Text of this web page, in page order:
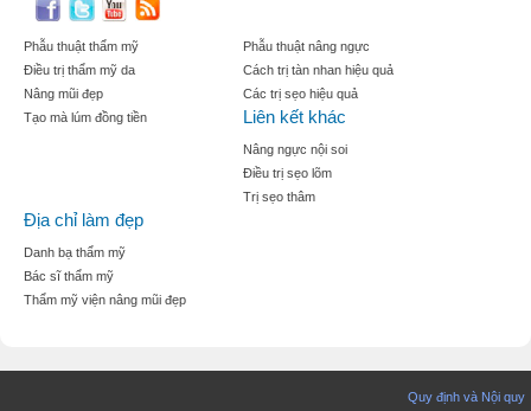
Phẫu thuật thẩm mỹ
Điều trị thẩm mỹ da
Nâng mũi đẹp
Tạo mà lúm đồng tiền
Phẫu thuật nâng ngực
Cách trị tàn nhan hiệu quả
Các trị sẹo hiệu quả
Liên kết khác
Nâng ngực nội soi
Điều trị sẹo lõm
Trị sẹo thâm
Địa chỉ làm đẹp
Danh bạ thẩm mỹ
Bác sĩ thẩm mỹ
Thẩm mỹ viện nâng mũi đẹp
Quy định và Nội quy